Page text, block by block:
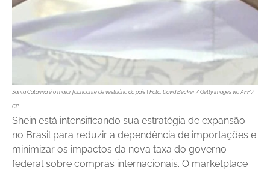
Santa Catarina é o maior fabricante de vestuário do país | Foto: David Becker / Getty Images via AFP /
CP
Shein está intensificando sua estratégia de expansão
no Brasil para reduzir a dependência de importações e
minimizar os impactos da nova taxa do governo
federal sobre compras internacionais. O marketplace